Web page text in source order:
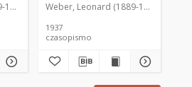
1975). Red. Ciesielski, Teofil (1846-1916). Red.
Weber, Leonard (1889-1975). Red.
1937
czasopismo